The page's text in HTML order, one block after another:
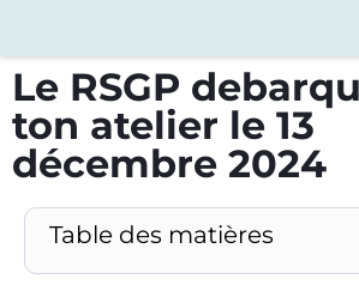
Le RSGP
ton atelier le 13
décembre 2024
Table des matières